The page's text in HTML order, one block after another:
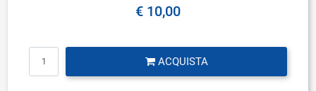
€ 10,00
ACQUISTA